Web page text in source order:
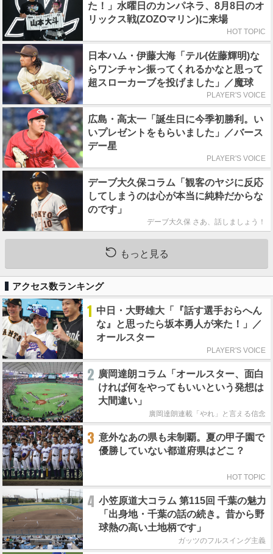
た！」水曜日のカンパネラ、8月8日のオ
リックス戦(ZOZOマリン)に来場
HOT TOPIC
日本ハム・伊藤大海「テル(佐藤輝明)な
らワンチャン振ってくれるかなと思って
超スローカーブを投げました」／魔球
PLAYER'S VOICE
広島・高太一「誕生日に今季初勝利。い
いプレゼントをもらいました」／バース
デー星
PLAYER'S VOICE
デーブ大久保コラム「観客のヤジに反応
してしまうのは心が本当に純粋だからな
のです」
デーブ大久保 さあ、話しましょう！
もっと見る
アクセス数ランキング
1 中日・大野雄大「『話す選手おらへん
な』と思ったら坂本勇人が来た！」／
オールスター
PLAYER'S VOICE
2 廣岡達朗コラム「オールスター、面白
ければ何をやってもいいという発想は
大間違い」
廣岡達朗連載「やれ」と言える信念
3 意外なあの県も未制覇。夏の甲子園で
優勝していない都道府県はどこ？
HOT TOPIC
4 小笠原道大コラム 第115回 千葉の魅力
「出身地・千葉の話の続き。昔から野
球熱の高い土地柄です」
ガッツのフルスイング主義